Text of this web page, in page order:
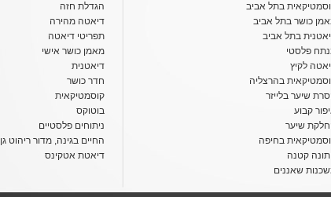
בתל אביב
כושר בתל אביב
בתל אביב
פלסטי
לקיץ
בהרצליה
שיער בלייזר
קבוע
שיער
בחיפה
קטנה
שאננים
הגדלת חזה
דיאטה מהירה
תפריטי דיאטה
מאמן כושר אישי
דיאטנית
חדר כושר
קוסמטיקאית
בוטוקס
ניתוחים פלסטיים
החיים בגינה, מדור ריהוט גן
דיאטת אטקינס